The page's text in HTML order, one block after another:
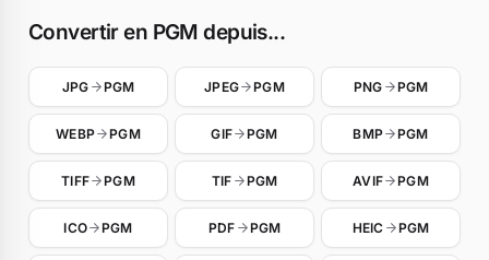
Convertir en PGM depuis...
JPG PGM JPEG PGM PNG PGM
WEBP PGM GIF PGM BMP PGM
TIFF PGM TIF PGM AVIF PGM
ICO PGM PDF PGM HEIC PGM